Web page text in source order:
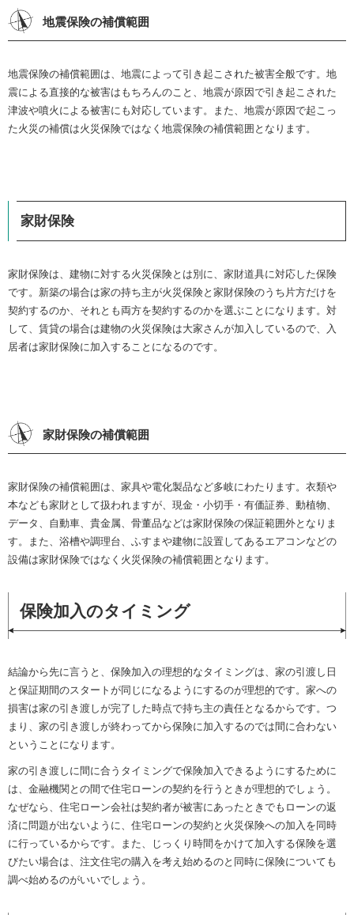
地震保険の補償範囲
地震保険の補償範囲は、地震によって引き起こされた被害全般です。地
震による直接的な被害はもちろんのこと、地震が原因で引き起こされた
津波や噴火による被害にも対応しています。また、地震が原因で起こっ
た火災の補償は火災保険ではなく地震保険の補償範囲となります。
家財保険
家財保険は、建物に対する火災保険とは別に、家財道具に対応した保険
です。新築の場合は家の持ち主が火災保険と家財保険のうち片方だけを
契約するのか、それとも両方を契約するのかを選ぶことになります。対
して、賃貸の場合は建物の火災保険は大家さんが加入しているので、入
居者は家財保険に加入することになるのです。
家財保険の補償範囲
家財保険の補償範囲は、家具や電化製品など多岐にわたります。衣類や
本なども家財として扱われますが、現金・小切手・有価証券、動植物、
データ、自動車、貴金属、骨董品などは家財保険の保証範囲外となりま
す。また、浴槽や調理台、ふすまや建物に設置してあるエアコンなどの
設備は家財保険ではなく火災保険の補償範囲となります。
保険加入のタイミング
結論から先に言うと、保険加入の理想的なタイミングは、家の引渡し日
と保証期間のスタートが同じになるようにするのが理想的です。家への
損害は家の引き渡しが完了した時点で持ち主の責任となるからです。つ
まり、家の引き渡しが終わってから保険に加入するのでは間に合わない
ということになります。
家の引き渡しに間に合うタイミングで保険加入できるようにするために
は、金融機関との間で住宅ローンの契約を行うときが理想的でしょう。
なぜなら、住宅ローン会社は契約者が被害にあったときでもローンの返
済に問題が出ないように、住宅ローンの契約と火災保険への加入を同時
に行っているからです。また、じっくり時間をかけて加入する保険を選
びたい場合は、注文住宅の購入を考え始めるのと同時に保険についても
調べ始めるのがいいでしょう。